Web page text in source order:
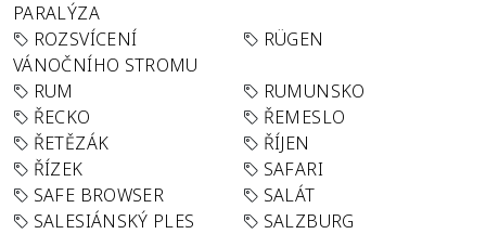
PARALÝZA
ROZSVÍCENÍ
VÁNOČNÍHO STROMU
RÜGEN
RUM
RUMUNSKO
ŘECKO
ŘEMESLO
ŘETĚZÁK
ŘÍJEN
ŘÍZEK
SAFARI
SAFE BROWSER
SALÁT
SALESIÁNSKÝ PLES
SALZBURG